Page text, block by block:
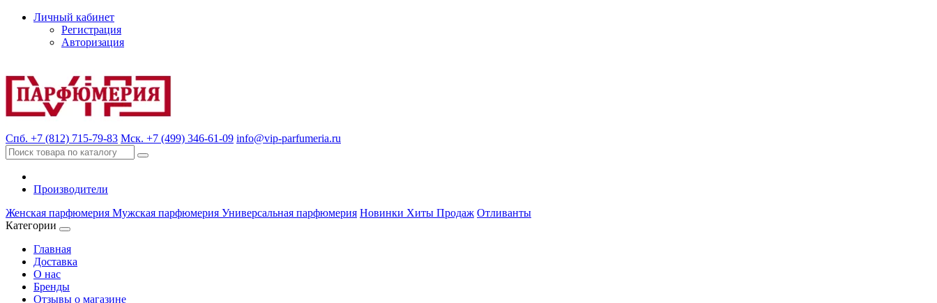
Личный кабинет
Регистрация
Авторизация
Спб. +7 (812) 715-79-83 Мск. +7 (499) 346-61-09 info@vip-parfumeria.ru
Производители
Женская парфюмерия Мужская парфюмерия Универсальная парфюмерия Новинки Хиты Продаж Отливанты
Категории
Главная
Доставка
О нас
Бренды
Отзывы о магазине